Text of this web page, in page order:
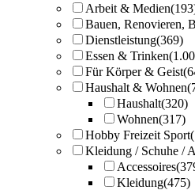
Arbeit & Medien
Bauen, Renovieren,
Dienstleistung(369)
Essen & Trinken
Für Körper & Geist
Haushalt & Wohnen
Haushalt(320)
Wohnen(317)
Hobby Freizeit Sport
Kleidung / Schuhe /
Accessoires
Kleidung(475)